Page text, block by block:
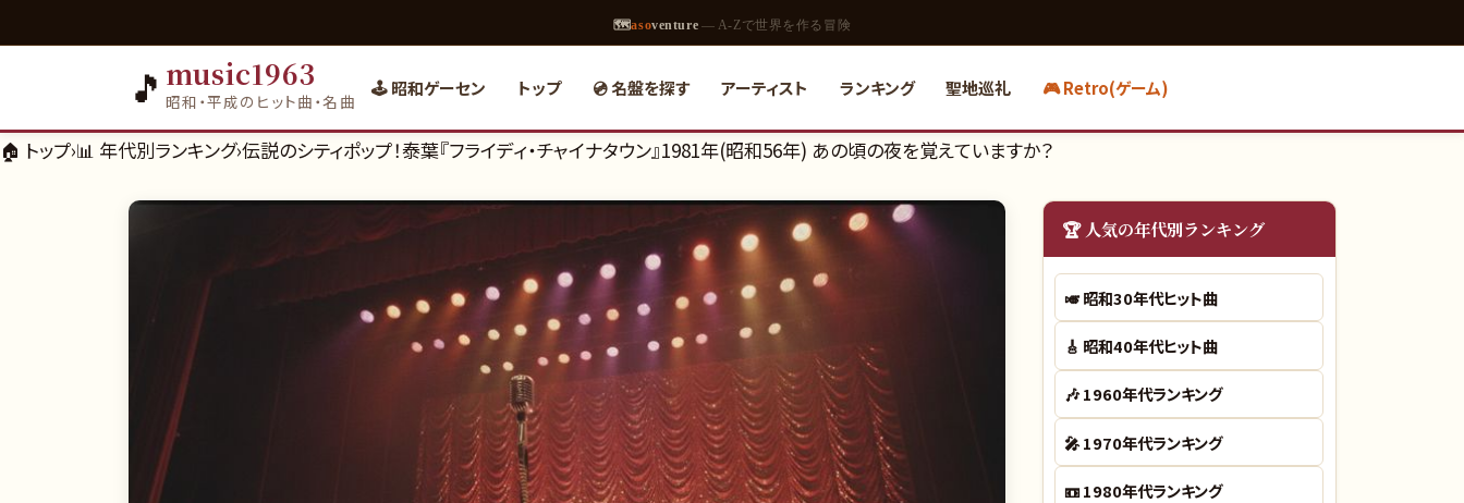
🗺asoventure — A-Zで世界を作る冒険
🎵 music1963
昭和・平成のヒット曲・名曲
🕹️ 昭和ゲーセン トップ 💿 名盤を探す アーティスト ランキング 聖地巡礼 🎮 Retro(ゲーム)
🏠 トップ›📊 年代別ランキング›伝説のシティポップ！泰葉『フライディ・チャイナタウン』1981年(昭和56年) あの頃の夜を覚えていますか？
🏆 人気の年代別ランキング
🎺昭和30年代ヒット曲
🎸 昭和40年代ヒット曲
🎶1960年代ランキング
🎤1970年代ランキング
📼1980年代ランキング